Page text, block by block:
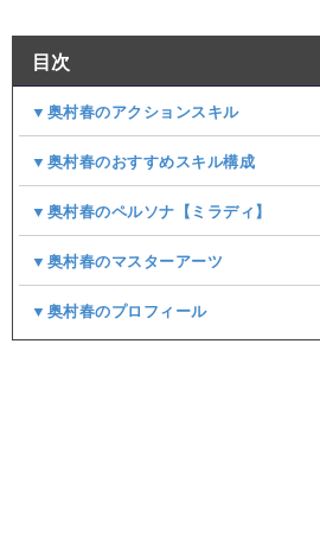
目次
▼奥村春のアクションスキル
▼奥村春のおすすめスキル構成
▼奥村春のペルソナ【ミラディ】
▼奥村春のマスターアーツ
▼奥村春のプロフィール